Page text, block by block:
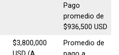
Pago
promedio de
$936,500 USD
$3,800,000
Promedio de